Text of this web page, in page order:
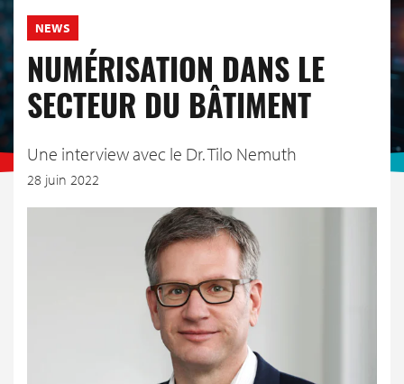
NEWS
NUMÉRISATION DANS LE
SECTEUR DU BÂTIMENT
Une interview avec le Dr. Tilo Nemuth
28 juin 2022